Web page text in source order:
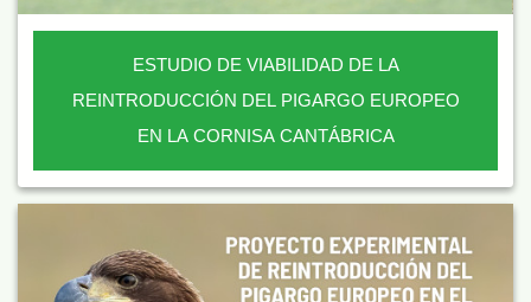
ESTUDIO DE VIABILIDAD DE LA
REINTRODUCCIÓN DEL PIGARGO EUROPEO
EN LA CORNISA CANTÁBRICA